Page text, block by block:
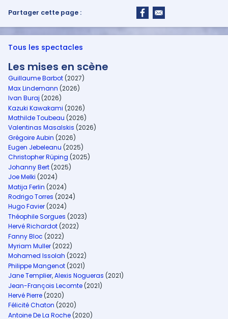
Partager cette page :
Tous les spectacles
Les mises en scène
Guillaume Barbot (2027)
Max Lindemann (2026)
Ivan Buraj (2026)
Kazuki Kawakami (2026)
Mathilde Toubeau (2026)
Valentinas Masalskis (2026)
Grégoire Aubin (2026)
Eugen Jebeleanu (2025)
Christopher Rüping (2025)
Johanny Bert (2025)
Joe Melki (2024)
Matija Ferlin (2024)
Rodrigo Torres (2024)
Hugo Favier (2024)
Théophile Sorgues (2023)
Hervé Richardot (2022)
Fanny Bloc (2022)
Myriam Muller (2022)
Mohamed Issolah (2022)
Philippe Mangenot (2021)
Jane Templier,Alexis Nogueras (2021)
Jean-François Lecomte (2021)
Hervé Pierre (2020)
Félicité Chaton (2020)
Antoine De La Roche (2020)